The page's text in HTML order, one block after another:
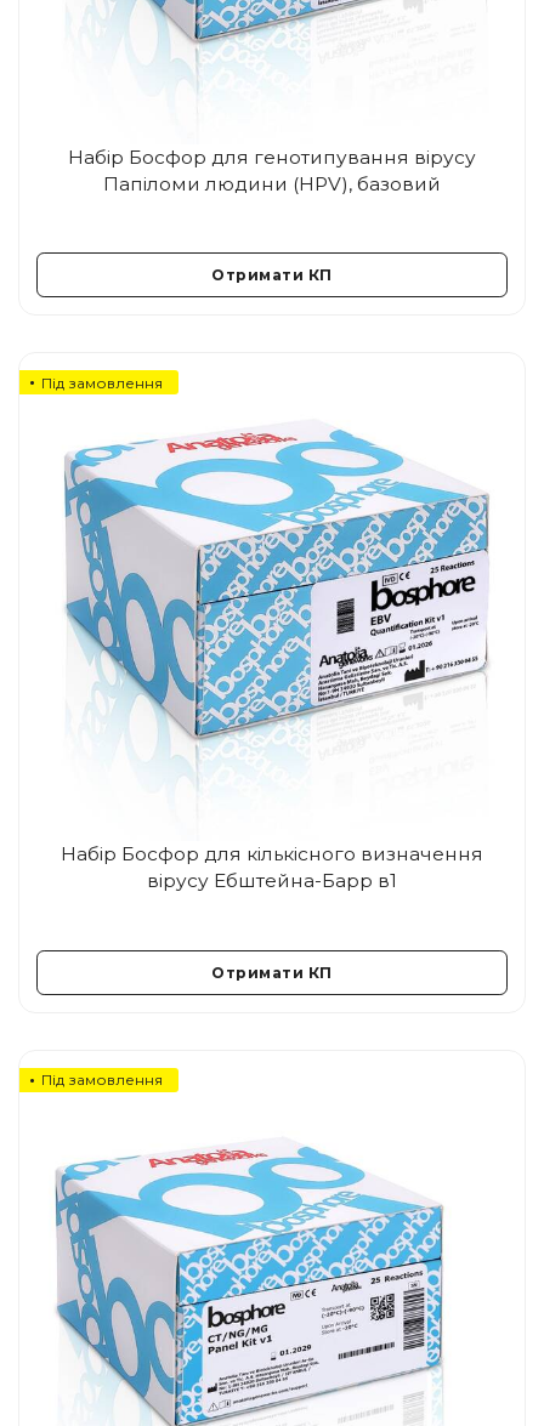
Набір Босфор для генотипування вірусу
Папіломи людини (HPV), базовий
Отримати КП
Під замовлення
Набір Босфор для кількісного визначення
вірусу Ебштейна-Барр в1
Отримати КП
Під замовлення